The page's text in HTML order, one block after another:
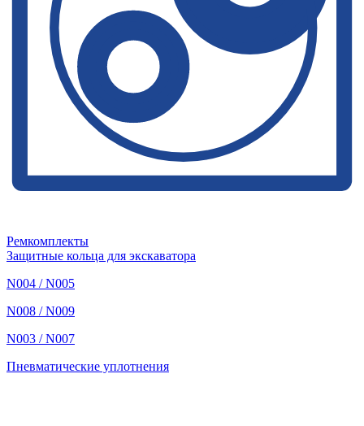
Ремкомплекты
Защитные кольца для экскаватора
N004 / N005
N008 / N009
N003 / N007
Пневматические уплотнения